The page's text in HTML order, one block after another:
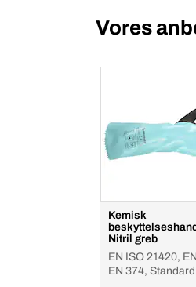
Vores
Kemisk
Nitril greb
EN ISO 21420,
EN 374,